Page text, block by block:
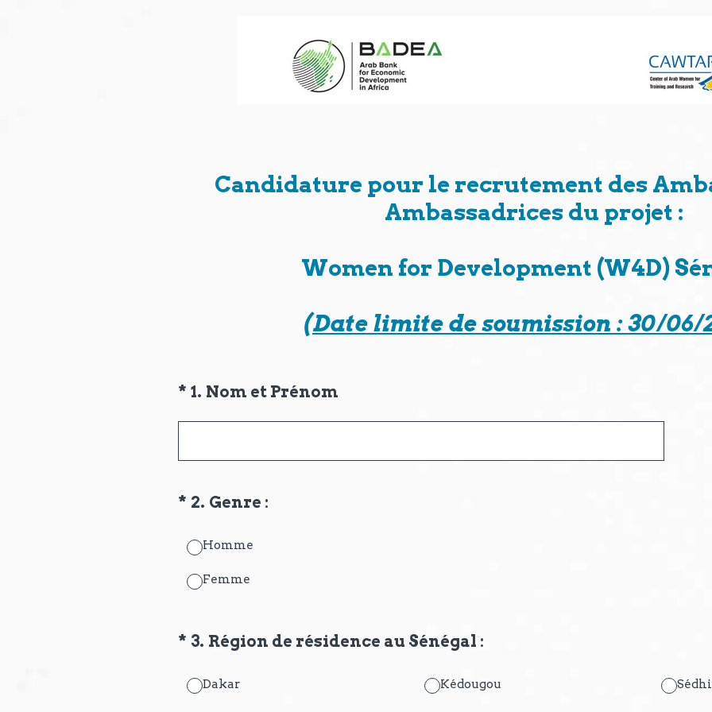
Candidature pour le recrutement des
Ambassadrices du projet :
Women for Development (W4D)
(Date limite de soumission : 30/06/
* 1. Nom et Prénom
(Obligatoire)
* 2. Genre :
(Obligatoire)
Homme
Femme
* 3. Région de résidence au Sénégal :
(Obligatoire)
Dakar Kédougou